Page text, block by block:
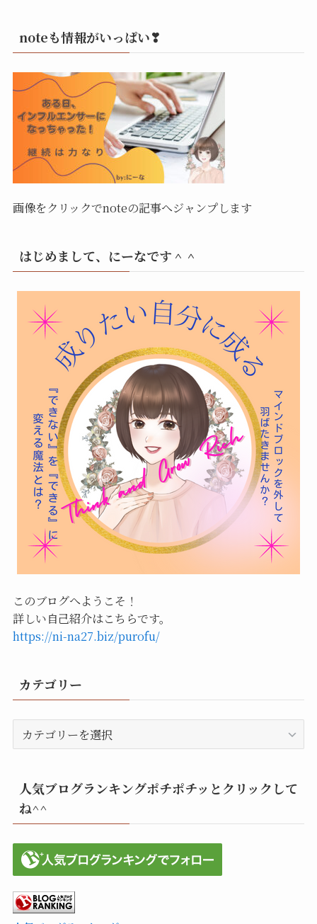
noteも情報がいっぱい❣
画像をクリックでnoteの記事へジャンプします
はじめまして、にーなです＾＾
このブログへようこそ！
詳しい自己紹介はこちらです。
https://ni-na27.biz/purofu/
カテゴリー
テ
ー
人気ブログランキングポチポチッとクリックして
ね^^